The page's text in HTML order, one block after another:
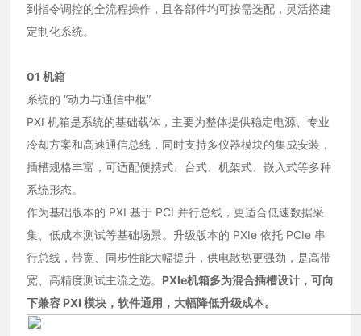
到指令调控的全流程操作，且各部件均可按需选配，灵活搭建
定制化系统。
01机箱
系统的 “动力与通信中枢”
PXI 机箱是系统的基础载体，主要为整体提供稳定电源、专业
冷却方案和高速通信总线，同时支持多仪器模块的集成安装，
插槽规格丰富，可适配便携式、台式、机架式、嵌入式等多种
系统形态。
作为基础版本的 PXI 基于 PCI 并行总线，更适合低速数据采
集、低成本测试等基础场景。升级版本的 PXIe 依托 PCIe 串
行总线，带宽、同步性能大幅提升，供电散热更强劲，是高带
宽、高精度测试主流之选。 PXIe机箱多为混合插槽设计，可向
下兼容 PXI 模块，软件通用，大幅降低升级成本。